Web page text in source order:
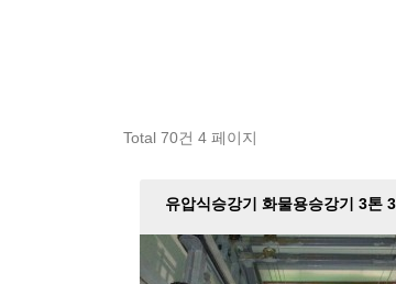
Total 70건 4 페이지
유압식승강기 화물용승강기 3톤